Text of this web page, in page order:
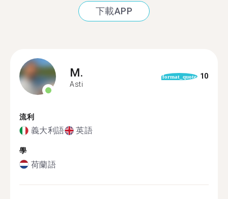
下載APP
M.
Asti
format_quote 10
流利
義大利語 英語
學
荷蘭語